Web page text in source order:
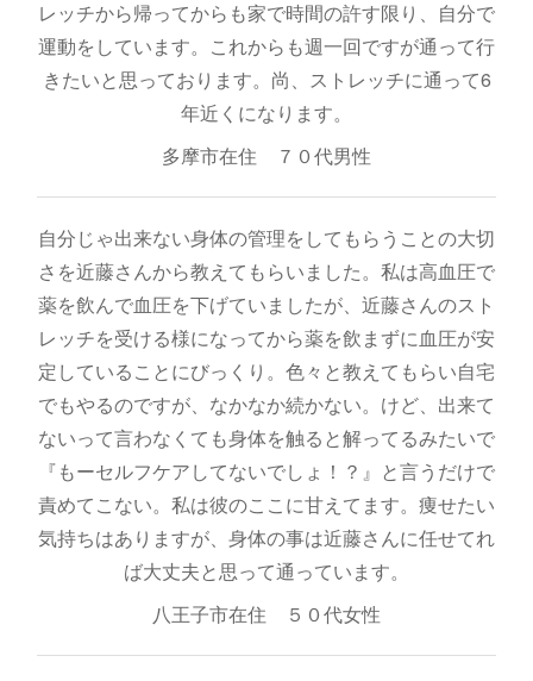
レッチから帰ってからも家で時間の許す限り、自分で
運動をしています。これからも週一回ですが通って行
きたいと思っております。尚、ストレッチに通って6
年近くになります。
多摩市在住 ７０代男性
自分じゃ出来ない身体の管理をしてもらうことの大切
さを近藤さんから教えてもらいました。私は高血圧で
薬を飲んで血圧を下げていましたが、近藤さんのスト
レッチを受ける様になってから薬を飲まずに血圧が安
定していることにびっくり。色々と教えてもらい自宅
でもやるのですが、なかなか続かない。けど、出来て
ないって言わなくても身体を触ると解ってるみたいで
『もーセルフケアしてないでしょ！？』と言うだけで
責めてこない。私は彼のここに甘えてます。痩せたい
気持ちはありますが、身体の事は近藤さんに任せてれ
ば大丈夫と思って通っています。
八王子市在住 ５０代女性